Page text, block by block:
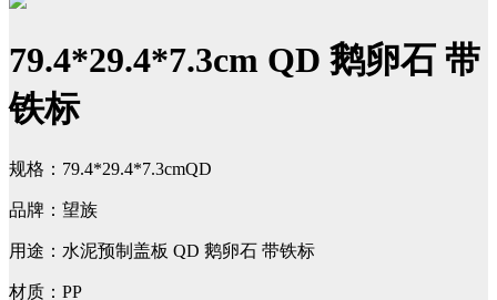
79.4*29.4*7.3cm QD 鹅卵石 带
铁标
规格：79.4*29.4*7.3cmQD
品牌：望族
用途：水泥预制盖板 QD 鹅卵石 带铁标
材质：PP